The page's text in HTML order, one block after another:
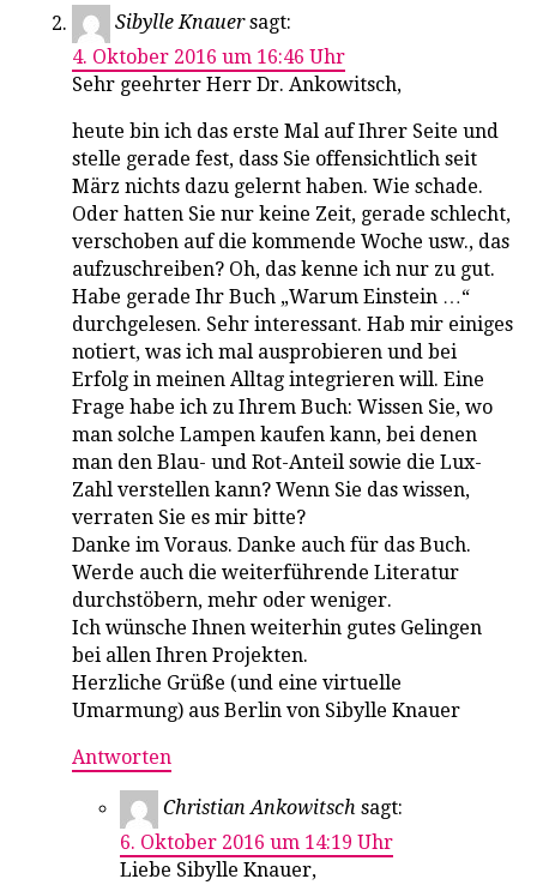
Sibylle Knauer sagt:
4. Oktober 2016 um 16:46 Uhr
Sehr geehrter Herr Dr. Ankowitsch,
heute bin ich das erste Mal auf Ihrer Seite und
stelle gerade fest, dass Sie offensichtlich seit
März nichts dazu gelernt haben. Wie schade.
Oder hatten Sie nur keine Zeit, gerade schlecht,
verschoben auf die kommende Woche usw., das
aufzuschreiben? Oh, das kenne ich nur zu gut.
Habe gerade Ihr Buch „Warum Einstein …“
durchgelesen. Sehr interessant. Hab mir einiges
notiert, was ich mal ausprobieren und bei
Erfolg in meinen Alltag integrieren will. Eine
Frage habe ich zu Ihrem Buch: Wissen Sie, wo
man solche Lampen kaufen kann, bei denen
man den Blau- und Rot-Anteil sowie die Lux-
Zahl verstellen kann? Wenn Sie das wissen,
verraten Sie es mir bitte?
Danke im Voraus. Danke auch für das Buch.
Werde auch die weiterführende Literatur
durchstöbern, mehr oder weniger.
Ich wünsche Ihnen weiterhin gutes Gelingen
bei allen Ihren Projekten.
Herzliche Grüße (und eine virtuelle
Umarmung) aus Berlin von Sibylle Knauer
Antworten
Christian Ankowitsch sagt:
6. Oktober 2016 um 14:19 Uhr
Liebe Sibylle Knauer,